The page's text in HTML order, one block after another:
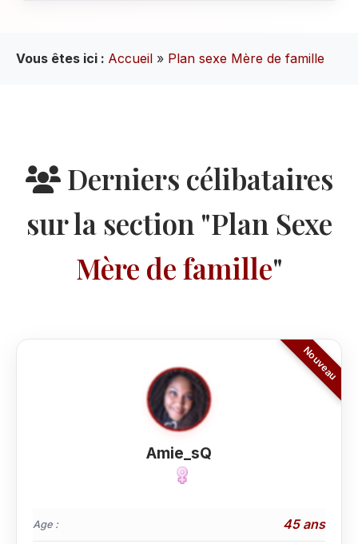
Vous êtes ici : Accueil » Plan sexe Mère de famille
Derniers célibataires
sur la section "Plan Sexe
Mère de famille"
Amie_sQ
Age : 45 ans